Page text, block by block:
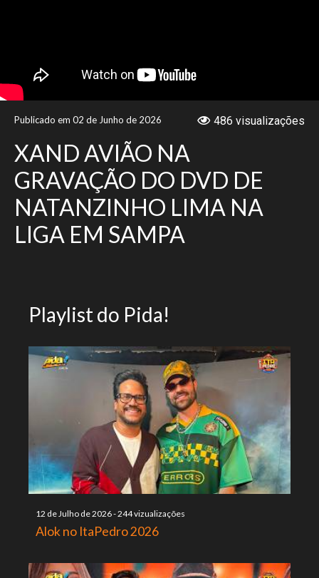
VÍDEOS
PROMOÇÕES
CONTATO
Publicado em 02 de Junho de 2026 486 visualizações
XAND AVIÃO NA
GRAVAÇÃO DO DVD DE
NATANZINHO LIMA NA
LIGA EM SAMPA
Playlist do Pida!
12 de Julho de 2026-244 vizualizações
Alok no ItaPedro 2026